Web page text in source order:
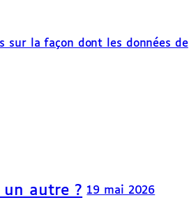
sur la façon dont les données de
un autre ? 19 mai 2026